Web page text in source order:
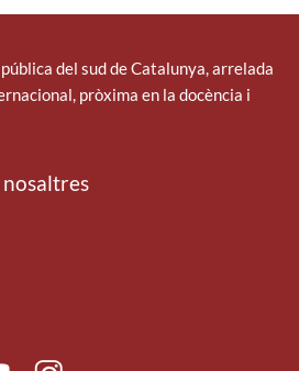
del sud de Catalunya, arrelada
pròxima en la docència i